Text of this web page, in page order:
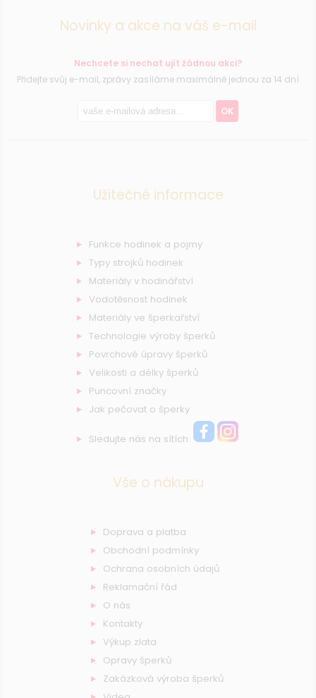
Novinky a akce na váš e-mail
Nechcete si nechat ujít žádnou akci?
Přidejte svůj e-mail, zprávy zasíláme maximálně jednou za 14 dní
OK
Užitečné informace
Funkce hodinek a pojmy
Typy strojků hodinek
Materiály v hodinářství
Vodotěsnost hodinek
Materiály ve šperkařství
Technologie výroby šperků
Povrchové úpravy šperků
Velikosti a délky šperků
Puncovní značky
Jak pečovat o šperky
Sledujte nás na sítích:
Vše o nákupu
Doprava a platba
Obchodní podmínky
Ochrana osobních údajů
Reklamační řád
O nás
Kontakty
Výkup zlata
Opravy šperků
Zakázková výroba šperků